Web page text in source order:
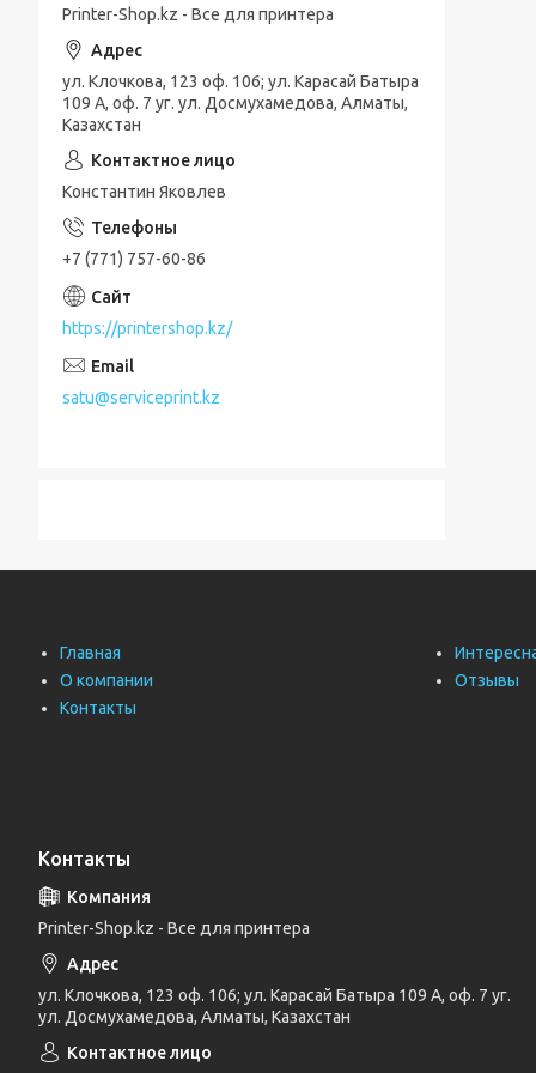
Printer-Shop.kz - Все для принтера
ул. Клочкова, 123 оф. 106; ул. Карасай Батыра
109 А, оф. 7 уг. ул. Досмухамедова, Алматы,
Казахстан
Константин Яковлев
+7 (771) 757-60-86
https://printershop.kz/
satu@serviceprint.kz
Главная
О компании
Контакты
Отзывы
Контакты
Printer-Shop.kz - Все для принтера
ул. Клочкова, 123 оф. 106; ул. Карасай Батыра 109 А, оф. 7 уг.
ул. Досмухамедова, Алматы, Казахстан